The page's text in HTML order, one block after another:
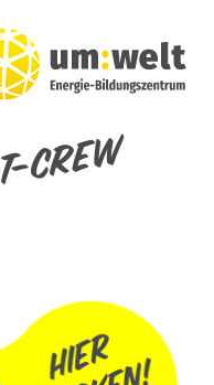
Crew